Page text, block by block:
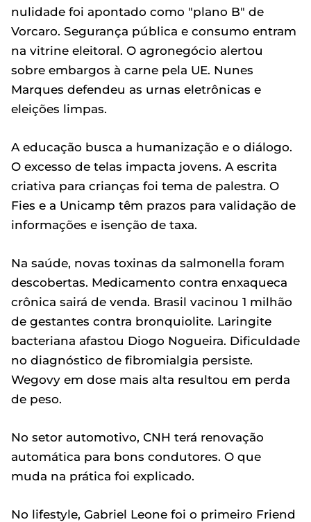
nulidade foi apontado como "plano B" de
Vorcaro. Segurança pública e consumo entram
na vitrine eleitoral. O agronegócio alertou
sobre embargos à carne pela UE. Nunes
Marques defendeu as urnas eletrônicas e
eleições limpas.
A educação busca a humanização e o diálogo.
O excesso de telas impacta jovens. A escrita
criativa para crianças foi tema de palestra. O
Fies e a Unicamp têm prazos para validação de
informações e isenção de taxa.
Na saúde, novas toxinas da salmonella foram
descobertas. Medicamento contra enxaqueca
crônica sairá de venda. Brasil vacinou 1 milhão
de gestantes contra bronquiolite. Laringite
bacteriana afastou Diogo Nogueira. Dificuldade
no diagnóstico de fibromialgia persiste.
Wegovy em dose mais alta resultou em perda
de peso.
No setor automotivo, CNH terá renovação
automática para bons condutores. O que
muda na prática foi explicado.
No lifestyle, Gabriel Leone foi o primeiro Friend